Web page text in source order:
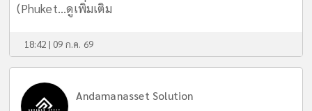
(Phuket...ดูเพิ่มเติม
18:42 | 09 ก.ค. 69
Andamanasset Solution